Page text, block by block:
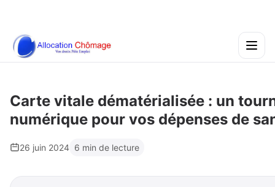
Carte vitale dématérialisée : un
numérique pour vos dépenses de
26 juin 2024 6 min de lecture